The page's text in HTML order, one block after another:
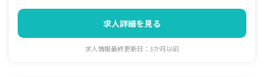
求人詳細を見る
求人情報最終更新日：3か月以前